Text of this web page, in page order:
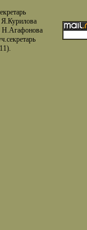
Я.Курилова
Н.Агафонова